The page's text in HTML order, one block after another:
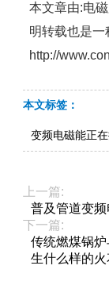
本文章由:电
明转载也是一
http://
本文标签：
变频电磁能正
上一篇:
普及管道变
下一篇:
传统燃煤锅
生什么样的火